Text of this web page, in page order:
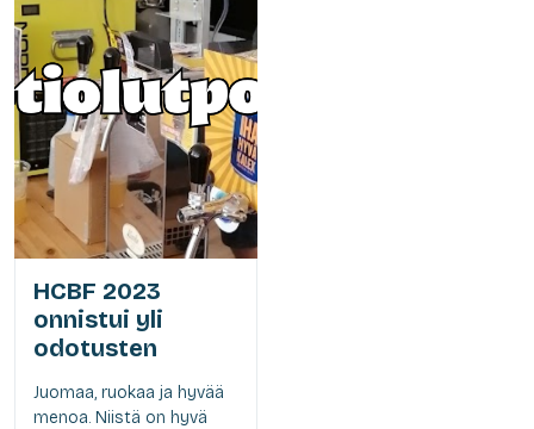
HCBF 2023
onnistui yli
odotusten
Juomaa, ruokaa ja hyvää
menoa. Niistä on hyvä